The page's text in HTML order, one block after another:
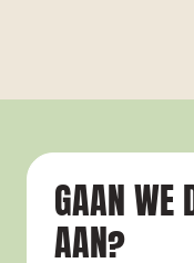
GAAN WE
AAN?